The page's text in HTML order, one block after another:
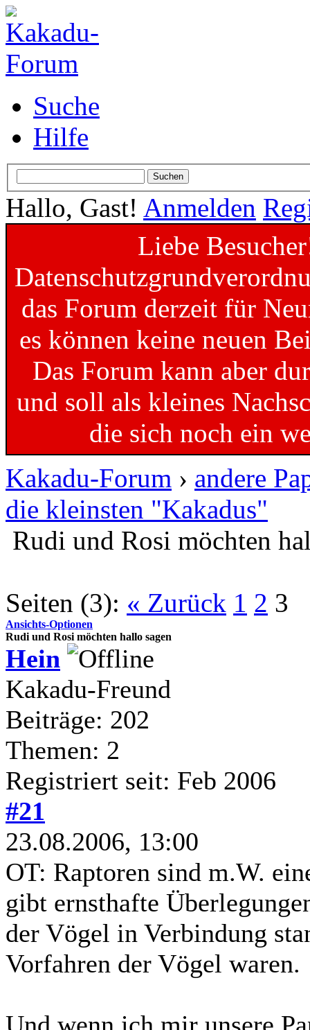
Suche
Hilfe
Hallo, Gast! Anmelden
Liebe
das Forum derzeit für
es können keine neuen
Das Forum kann aber
und soll als kleines
die sich noch ein
Kakadu-Forum › andere
die kleinsten "Kakadus"
Rudi und Rosi möchten
Seiten (3): « Zurück 1 2 3
Ansichts-Optionen
Rudi und Rosi möchten hallo sagen
Hein
Kakadu-Freund
Beiträge: 202
Themen: 2
Registriert seit: Feb 2006
#21
23.08.2006, 13:00
OT: Raptoren sind m.W.
gibt ernsthafte
der Vögel in Verbindung
Vorfahren der Vögel waren.
Und wenn ich mir unsere